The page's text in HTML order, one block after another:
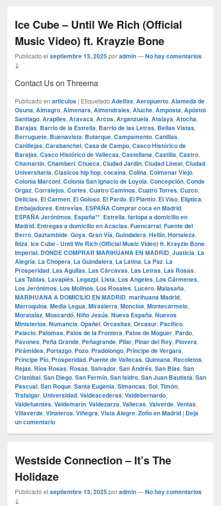
Ice Cube – Until We Rich (Official
Music Video) ft. Krayzie Bone
Publicado el septiembre 13, 2025poradmin—No hay comentarios
↓
Contact Us on Threema
Publicado en articulos | Etiquetado Adelfas, Aeropuerto, Alameda de
Osuna, Almagro, Almenara, Almendrales, Aluche, Amposta, Apóstol
Santiago, Arapiles, Aravaca, Arcos, Arganzuela, Atalaya, Atocha,
Barajas, Barrio de la Estrella, Barrio de las Letras, Bellas Vistas,
Berruguete, Buenavista, Butarque, Campamento, Canillas,
Canillejas, Carabanchel, Casa de Campo, Casco Histórico de
Barajas, Casco Histórico de Vallecas, Castellana, Castilla, Castro,
Chamartín, Chamberí, Chueca, Ciudad Jardín, Ciudad Lineal, Ciudad
Universitaria, Clasicos hip hop, cocaína, Colina, Colmenar Viejo,
Colonia Marconi, Colonia San Ignacio de Loyola, Concepción, Conde
Orgaz, Corralejos, Cortes, Cuatro Caminos, Cuatro Torres, Cuzco,
Delicias, El Carmen, El Goloso, El Pardo, El Plantío, El Viso, Elíptica,
Embajadores, Entrevías, ESPAÑA Comprar coca en Madrid,
ESPAÑA Jerónimos, España**, Estrella, farlopa a domicilio en
Madrid. Entregas a domicilio en Acacias, Fuencarral, Fuente del
Berro, Gaztambide, Goya, Gran Vía, Guindalera, Hellín, Hortaleza,
Ibiza, Ice Cube - Until We Rich (Official Music Video) ft. Krayzie Bone,
Imperial. DONDE COMPRAR MARIHUANA EN MADRID, Justicia, La
Alegría, La Chopera, La Guindalera, La Latina, La Paz, La
Prosperidad, Las Aguilas, Las Cárcavas, Las Letras, Las Rosas,
Las Tablas, Lavapiés, Legazpi, Lista, Los Angeles, Los Cármenes,
Los Jerónimos, Los Molinos, Los Rosales, Lucero, Malasaña,
MARIHUANA A DOMICILIO EN MADRID, marihuana Madrid,
Marroquina, Media Legua, Mirasierra, Moncloa, Montecarmelo,
Moratalaz, Moscardó, Niño Jesús, Nueva España, Nuevos
Ministerios, Numancia, Opañel, Orcasitas, Orcasur, Pacífico,
Palacio, Palomas, Palos de la Frontera, Palos de Moguer, Pardo,
Pavones, Peña Grande, Peñagrande, Pilar, Pinar del Rey, Piovera,
Pirámides, Portazgo, Pozo, Pradolongo, Príncipe de Vergara,
Príncipe Pío, Prosperidad, Puente de Vallecas, Quintana, Recoletos,
Rejas, Ríos Rosas, Rosas, Salvador, San Andrés, San Blas, San
Cristóbal, San Diego, San Fermín, San Isidro, San Juan Bautista, San
Pascual, San Roque, Santa Eugenia, Simancas, Sol, Timón,
Trafalgar, Universidad, Valdeacederas, Valdebernardo,
Valdefuentes, Valdemarín, Valdezarza, Vallecas, Valverde, Ventas,
Villaverde, Vinateros, Viñegra, Vista Alegre, Zofío en Madrid | Deja
un comentario
Westside Connection – It’s The
Holidaze
Publicado el septiembre 13, 2025poradmin—No hay comentarios
↓